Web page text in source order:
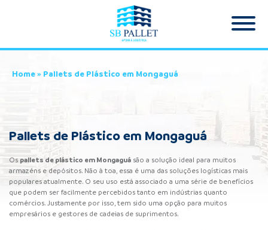
Home» Pallets de Plástico em Mongaguá
Pallets de Plástico em Mongaguá
Os pallets de plástico em Mongaguá são a solução ideal para muitos
armazéns e depósitos. Não à toa, essa é uma das soluções logísticas mais
populares atualmente. O seu uso está associado a uma série de benefícios
que podem ser facilmente percebidos tanto em indústrias quanto
comércios. Justamente por isso, tem sido uma opção para muitos
empresários e gestores de cadeias de suprimentos.